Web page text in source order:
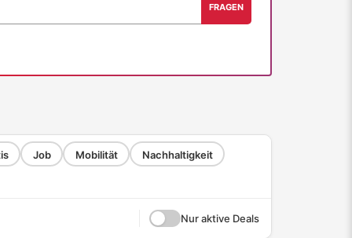
FRAGEN
Job Mobilität Nachhaltigkeit
Nur aktive Deals